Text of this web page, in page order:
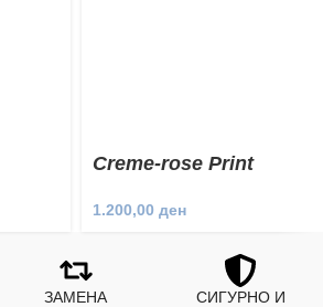
Creme-rose Print
1.200,00 ден
ЗАМЕНА
СИГУРНО И